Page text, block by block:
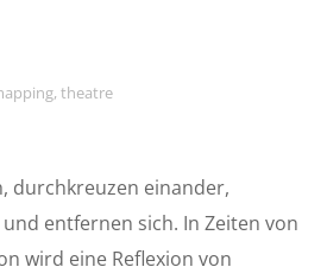
,theatre
durchkreuzen einander,
entfernen sich. In Zeiten von
wird eine Reflexion von